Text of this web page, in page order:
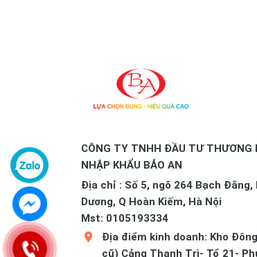
CÔNG TY TNHH ĐẦU TƯ THƯƠNG
NHẬP KHẨU BẢO AN
Địa chỉ : Số 5, ngõ 264 Bạch Đằng,
Dương, Q Hoàn Kiếm, Hà Nội
Mst: 0105193334
Địa điểm kinh doanh: Kho
cũ) Cảng Thanh Trì- Tổ 21-